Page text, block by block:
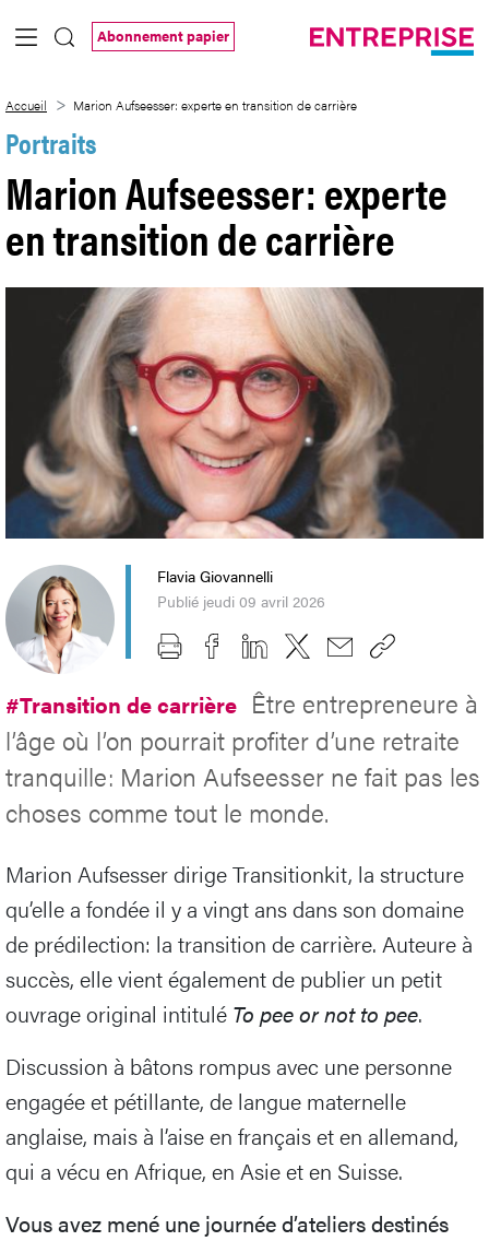
Saut au contenu principal
Abonnement papier
Accueil Marion Aufseesser: experte en transition de carrière
Portraits
Marion Aufseesser: experte
en transition de carrière
Flavia Giovannelli
Publié jeudi 09 avril 2026
#Transition de carrière Être entrepreneure à
l’âge où l’on pourrait profiter d’une retraite
tranquille: Marion Aufseesser ne fait pas les
choses comme tout le monde.
Marion Aufsesser dirige Transitionkit, la structure
qu’elle a fondée il y a vingt ans dans son domaine
de prédilection: la transition de carrière. Auteure à
succès, elle vient également de publier un petit
ouvrage original intitulé To pee or not to pee.
Discussion à bâtons rompus avec une personne
engagée et pétillante, de langue maternelle
anglaise, mais à l’aise en français et en allemand,
qui a vécu en Afrique, en Asie et en Suisse.
Vous avez mené une journée d’ateliers destinés